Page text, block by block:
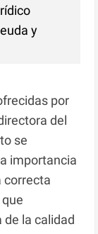
y
por
del
se
importancia
correcta
la calidad